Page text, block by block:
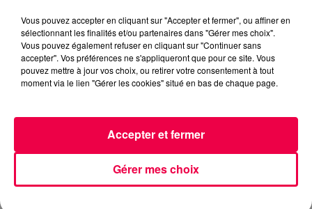
26 juin 2026 - 4 min 48 sec
VENDREDI SOIR - 26 JUIN
Vous pouvez accepter en cliquant sur "Accepter et fermer", ou affiner en
sélectionnant les finalités et/ou partenaires dans "Gérer mes choix".
Vous pouvez également refuser en cliquant sur "Continuer sans
accepter". Vos préférences ne s'appliqueront que pour ce site. Vous
pouvez mettre à jour vos choix, ou retirer votre consentement à tout
moment via le lien "Gérer les cookies" situé en bas de chaque page.
Gérer mes choix
Accepter et fermer